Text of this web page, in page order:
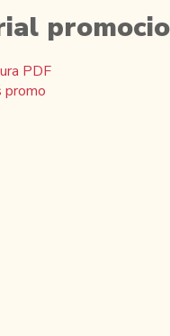
PDF
promo